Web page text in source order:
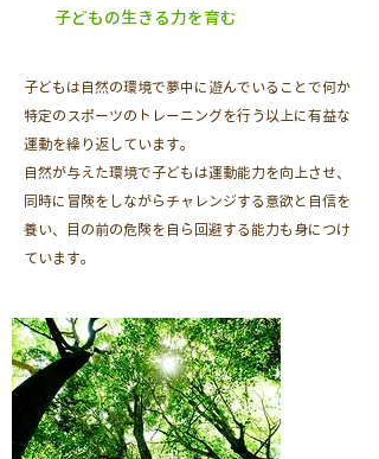
​子どもの生きる力を育む
子どもは自然の環境で夢中に遊んでいることで何か
特定のスポーツのトレーニングを行う以上に有益な
運動を繰り返しています。
​自然が与えた環境で子どもは運動能力を向上させ、
同時に冒険をしながらチャレンジする意欲と自信を
養い、目の前の危険を自ら回避する能力も身につけ
ています。